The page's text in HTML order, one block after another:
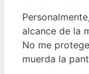
alcance de la
No me
muerda la